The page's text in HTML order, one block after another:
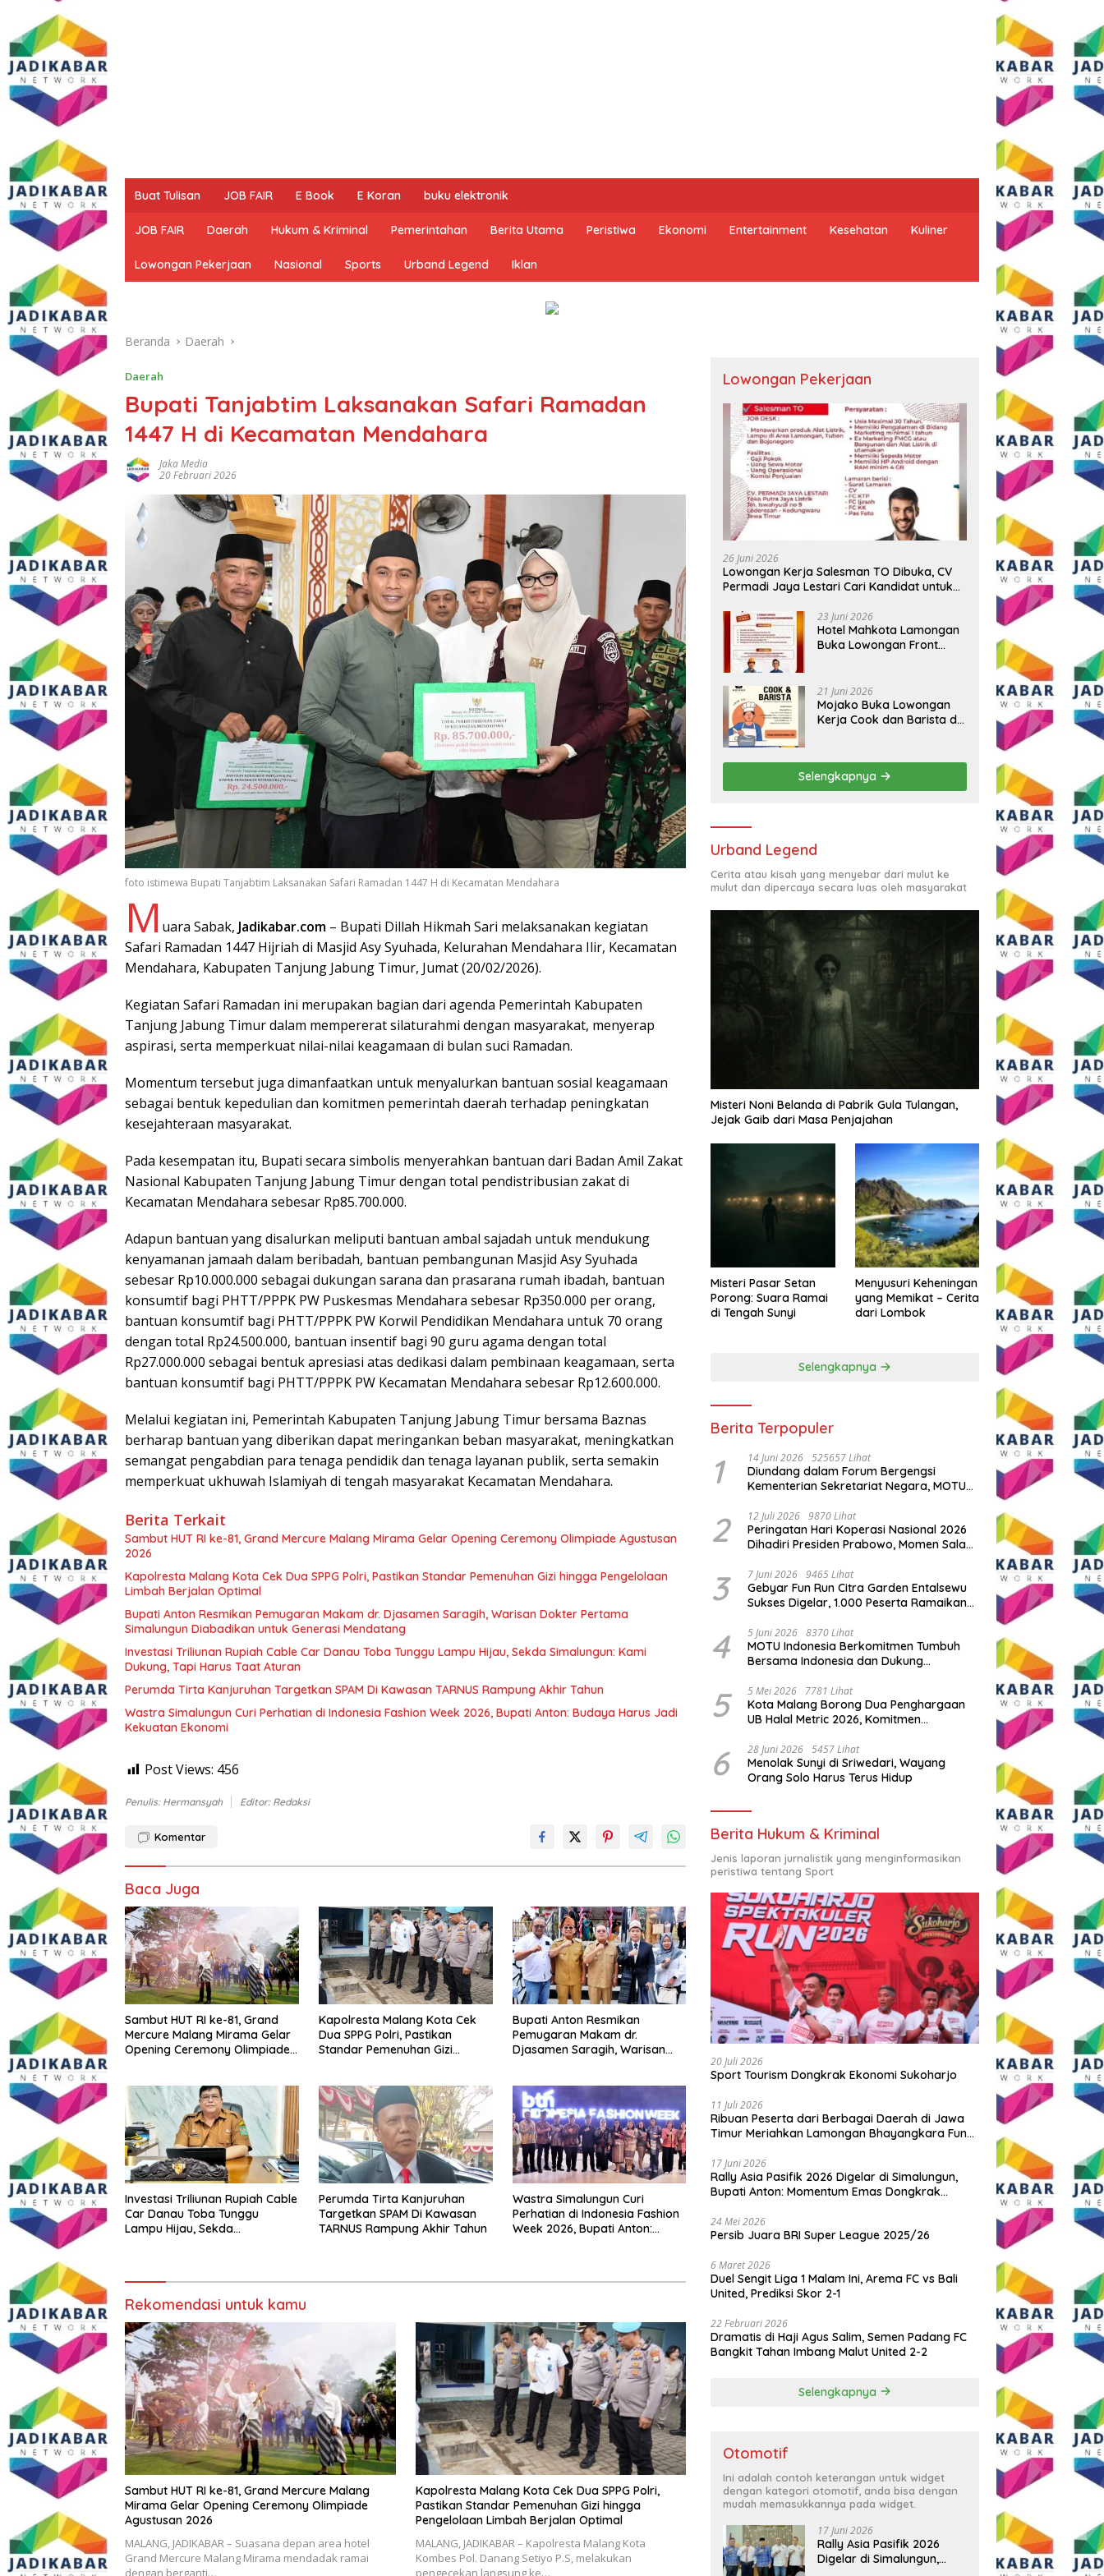
Buat Tulisan JOB FAIR E Book E Koran buku elektronik
JOB FAIR Daerah Hukum & Kriminal Pemerintahan Berita Utama Peristiwa Ekonomi Entertainment Kesehatan Kuliner
Lowongan Pekerjaan Nasional Sports Urband Legend Iklan
Beranda Daerah
Daerah
Bupati Tanjabtim Laksanakan Safari Ramadan
1447 H di Kecamatan Mendahara
Jaka Media
20 Februari 2026
foto istimewa Bupati Tanjabtim Laksanakan Safari Ramadan 1447 H di Kecamatan Mendahara
M uara Sabak, Jadikabar.com – Bupati Dillah Hikmah Sari melaksanakan kegiatan
Safari Ramadan 1447 Hijriah di Masjid Asy Syuhada, Kelurahan Mendahara Ilir, Kecamatan
Mendahara, Kabupaten Tanjung Jabung Timur, Jumat (20/02/2026).
Kegiatan Safari Ramadan ini merupakan bagian dari agenda Pemerintah Kabupaten
Tanjung Jabung Timur dalam mempererat silaturahmi dengan masyarakat, menyerap
aspirasi, serta memperkuat nilai-nilai keagamaan di bulan suci Ramadan.
Momentum tersebut juga dimanfaatkan untuk menyalurkan bantuan sosial keagamaan
sebagai bentuk kepedulian dan komitmen pemerintah daerah terhadap peningkatan
kesejahteraan masyarakat.
Pada kesempatan itu, Bupati secara simbolis menyerahkan bantuan dari Badan Amil Zakat
Nasional Kabupaten Tanjung Jabung Timur dengan total pendistribusian zakat di
Kecamatan Mendahara sebesar Rp85.700.000.
Adapun bantuan yang disalurkan meliputi bantuan ambal sajadah untuk mendukung
kenyamanan jamaah dalam beribadah, bantuan pembangunan Masjid Asy Syuhada
sebesar Rp10.000.000 sebagai dukungan sarana dan prasarana rumah ibadah, bantuan
konsumtif bagi PHTT/PPPK PW Puskesmas Mendahara sebesar Rp350.000 per orang,
bantuan konsumtif bagi PHTT/PPPK PW Korwil Pendidikan Mendahara untuk 70 orang
dengan total Rp24.500.000, bantuan insentif bagi 90 guru agama dengan total
Rp27.000.000 sebagai bentuk apresiasi atas dedikasi dalam pembinaan keagamaan, serta
bantuan konsumtif bagi PHTT/PPPK PW Kecamatan Mendahara sebesar Rp12.600.000.
Melalui kegiatan ini, Pemerintah Kabupaten Tanjung Jabung Timur bersama Baznas
berharap bantuan yang diberikan dapat meringankan beban masyarakat, meningkatkan
semangat pengabdian para tenaga pendidik dan tenaga layanan publik, serta semakin
memperkuat ukhuwah Islamiyah di tengah masyarakat Kecamatan Mendahara.
Berita Terkait
Sambut HUT RI ke-81, Grand Mercure Malang Mirama Gelar Opening Ceremony Olimpiade Agustusan
2026
Kapolresta Malang Kota Cek Dua SPPG Polri, Pastikan Standar Pemenuhan Gizi hingga Pengelolaan
Limbah Berjalan Optimal
Bupati Anton Resmikan Pemugaran Makam dr. Djasamen Saragih, Warisan Dokter Pertama
Simalungun Diabadikan untuk Generasi Mendatang
Investasi Triliunan Rupiah Cable Car Danau Toba Tunggu Lampu Hijau, Sekda Simalungun: Kami
Dukung, Tapi Harus Taat Aturan
Perumda Tirta Kanjuruhan Targetkan SPAM Di Kawasan TARNUS Rampung Akhir Tahun
Wastra Simalungun Curi Perhatian di Indonesia Fashion Week 2026, Bupati Anton: Budaya Harus Jadi
Kekuatan Ekonomi
Post Views: 456
Penulis: Hermansyah Editor: Redaksi
Komentar
Baca Juga
Sambut HUT RI ke-81, Grand
Mercure Malang Mirama Gelar
Opening Ceremony Olimpiade
Kapolresta Malang Kota Cek
Dua SPPG Polri, Pastikan
Standar Pemenuhan Gizi
Bupati Anton Resmikan
Pemugaran Makam dr.
Djasamen Saragih, Warisan
Mendatang
Investasi Triliunan Rupiah Cable
Car Danau Toba Tunggu
Lampu Hijau, Sekda
Perumda Tirta Kanjuruhan
Targetkan SPAM Di Kawasan
TARNUS Rampung Akhir Tahun
Wastra Simalungun Curi
Perhatian di Indonesia Fashion
Week 2026, Bupati Anton:
Rekomendasi untuk kamu
Sambut HUT RI ke-81, Grand Mercure Malang
Mirama Gelar Opening Ceremony Olimpiade
Agustusan 2026
MALANG, JADIKABAR – Suasana depan area hotel
Grand Mercure Malang Mirama mendadak ramai
dengan berganti…
Kapolresta Malang Kota Cek Dua SPPG Polri,
Pastikan Standar Pemenuhan Gizi hingga
Pengelolaan Limbah Berjalan Optimal
MALANG, JADIKABAR – Kapolresta Malang Kota
Kombes Pol. Danang Setiyo P.S, melakukan
pengecekan langsung ke…
Lowongan Pekerjaan
26 Juni 2026
Lowongan Kerja Salesman TO Dibuka, CV
Permadi Jaya Lestari Cari Kandidat untuk
23 Juni 2026
Hotel Mahkota Lamongan
Buka Lowongan Front
Syaratnya
21 Juni 2026
Mojako Buka Lowongan
Kerja Cook dan Barista di
Selengkapnya
Urband Legend
Cerita atau kisah yang menyebar dari mulut ke
mulut dan dipercaya secara luas oleh masyarakat
Misteri Noni Belanda di Pabrik Gula Tulangan,
Jejak Gaib dari Masa Penjajahan
Misteri Pasar Setan
Porong: Suara Ramai
di Tengah Sunyi
Menyusuri Keheningan
yang Memikat – Cerita
dari Lombok
Selengkapnya
Berita Terpopuler
1 14 Juni 2026 525657 Lihat
Diundang dalam Forum Bergengsi
Kementerian Sekretariat Negara, MOTU
Indonesia
2 12 Juli 2026 9870 Lihat
Peringatan Hari Koperasi Nasional 2026
Dihadiri Presiden Prabowo, Momen Salam
3 7 Juni 2026 9465 Lihat
Gebyar Fun Run Citra Garden Entalsewu
Sukses Digelar, 1.000 Peserta Ramaikan
4 5 Juni 2026 8370 Lihat
MOTU Indonesia Berkomitmen Tumbuh
Bersama Indonesia dan Dukung
5 5 Mei 2026 7781 Lihat
Kota Malang Borong Dua Penghargaan
UB Halal Metric 2026, Komitmen
6 28 Juni 2026 5457 Lihat
Menolak Sunyi di Sriwedari, Wayang
Orang Solo Harus Terus Hidup
Berita Hukum & Kriminal
Jenis laporan jurnalistik yang menginformasikan
peristiwa tentang Sport
20 Juli 2026
Sport Tourism Dongkrak Ekonomi Sukoharjo
11 Juli 2026
Ribuan Peserta dari Berbagai Daerah di Jawa
Timur Meriahkan Lamongan Bhayangkara Fun
17 Juni 2026
Rally Asia Pasifik 2026 Digelar di Simalungun,
Bupati Anton: Momentum Emas Dongkrak
24 Mei 2026
Persib Juara BRI Super League 2025/26
6 Maret 2026
Duel Sengit Liga 1 Malam Ini, Arema FC vs Bali
United, Prediksi Skor 2-1
22 Februari 2026
Dramatis di Haji Agus Salim, Semen Padang FC
Bangkit Tahan Imbang Malut United 2-2
Selengkapnya
Otomotif
Ini adalah contoh keterangan untuk widget
dengan kategori otomotif, anda bisa dengan
mudah memasukkannya pada widget.
17 Juni 2026
Rally Asia Pasifik 2026
Digelar di Simalungun,